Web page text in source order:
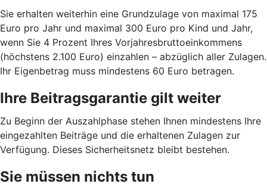
Sie erhalten weiterhin eine Grundzulage von maximal 175
Euro pro Jahr und maximal 300 Euro pro Kind und Jahr,
wenn Sie 4 Prozent Ihres Vorjahresbruttoeinkommens
(höchstens 2.100 Euro) einzahlen – abzüglich aller Zulagen.
Ihr Eigenbetrag muss mindestens 60 Euro betragen.
Ihre Beitragsgarantie gilt weiter
Zu Beginn der Auszahlphase stehen Ihnen mindestens Ihre
eingezahlten Beiträge und die erhaltenen Zulagen zur
Verfügung. Dieses Sicherheitsnetz bleibt bestehen.
Sie müssen nichts tun